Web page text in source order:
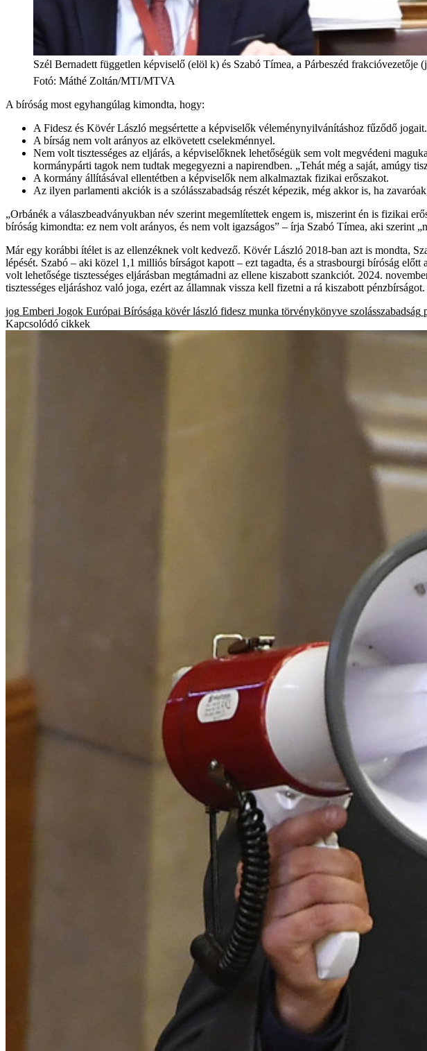
Szél Bernadett független képviselő (elöl k) és Szabó Tímea, a Párbeszéd frakcióvezetője
Fotó: Máthé Zoltán/MTI/MTVA
A bíróság most egyhangúlag kimondta, hogy:
A Fidesz és Kövér László megsértette a képviselők véleménynyilvánításhoz fűződő jogait.
A bírság nem volt arányos az elkövetett cselekménnyel.
Nem volt tisztességes az eljárás, a képviselőknek lehetőségük sem volt megvédeni
kormánypárti tagok nem tudtak megegyezni a napirendben. „Tehát még a saját, amúgy
A kormány állításával ellentétben a képviselők nem alkalmaztak fizikai erőszakot.
Az ilyen parlamenti akciók is a szólásszabadság részét képezik, még akkor is, ha
„Orbánék a válaszbeadványukban név szerint megemlítettek engem is, miszerint én is fizikai
bíróság kimondta: ez nem volt arányos, és nem volt igazságos” – írja Szabó Tímea, aki szerint
Már egy korábbi ítélet is az ellenzéknek volt kedvező. Kövér László 2018-ban azt is mondta,
lépését. Szabó – aki közel 1,1 milliós bírságot kapott – ezt tagadta, és a strasbourgi bíróság
volt lehetősége tisztességes eljárásban megtámadni az ellene kiszabott szankciót. 2024.
tisztességes eljáráshoz való joga, ezért az államnak vissza kell fizetni a rá kiszabott pénzbírságot.
jog Emberi Jogok Európai Bírósága kövér lászló fidesz munka törvénykönyve szolásszabadság
Kapcsolódó cikkek